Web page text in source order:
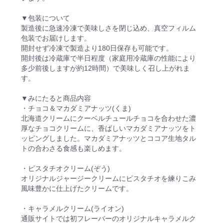
▼包装について
製造後に急速冷凍で美味しさを閉じ込め、真空フィルム
包装でお届けします。
開封せず冷凍で製造より180日保存も可能です。
開封後は冷蔵庫で半日程度（家庭用冷蔵庫の性能により
多少前後しますが約12時間）で美味しく召し上がれま
す。
▼みにたると商品内容
・チョコ＆マカダミアナッツ(くま)
北海道クリームにクーベルチュールチョコを合わせた濃
厚なチョコクリームに、香ばしいマカダミアナッツをト
ッピングしました。マカダミアナッツとココア生地タル
トの合わさる食感も楽しめます。
・ピスタチオクリーム(ぞう)
オリジナルジャージークリームにピスタチオを練りこみ
風味豊かに仕上げたクリームです。
・キャラメルクリーム(ライオン)
通販サイトでは初フレーバーのオリジナルキャラメルク